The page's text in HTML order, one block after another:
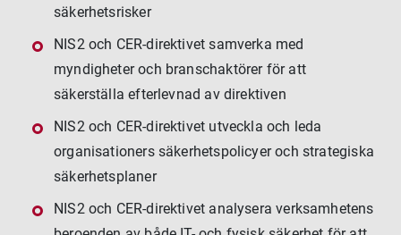
säkerhetsrisker
NIS2 och CER-direktivet samverka med
myndigheter och branschaktörer för att
säkerställa efterlevnad av direktiven
NIS2 och CER-direktivet utveckla och leda
organisationers säkerhetspolicyer och strategiska
säkerhetsplaner
NIS2 och CER-direktivet analysera verksamhetens